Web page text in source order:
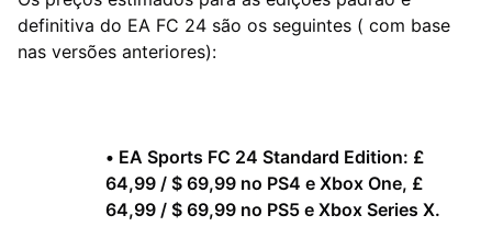
definitiva do EA FC 24 são os seguintes ( com base
nas versões anteriores):
• EA Sports FC 24 Standard Edition: £
64,99 / $ 69,99 no PS4 e Xbox One, £
64,99 / $ 69,99 no PS5 e Xbox Series X.